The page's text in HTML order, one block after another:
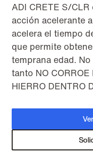
ADI CRETE S/
acción acelerante
acelera el tiempo
que permite
temprana edad.
tanto NO
HIERRO DENTRO